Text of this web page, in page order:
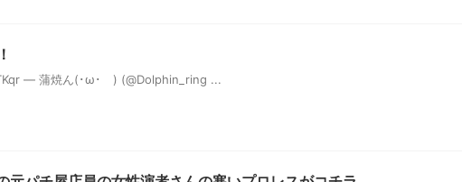
— 蒲焼ん(･ω･ ) (@Dolphin_ring ...